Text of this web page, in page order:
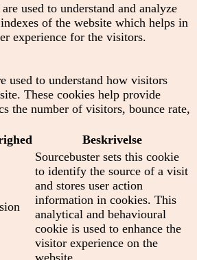
used to understand and analyze
of the website which helps in
experience for the visitors.
used to understand how visitors
These cookies help provide
the number of visitors, bounce rate,
Beskrivelse
Sourcebuster sets this cookie
to identify the source of a visit
and stores user action
information in cookies. This
analytical and behavioural
cookie is used to enhance the
visitor experience on the
website.